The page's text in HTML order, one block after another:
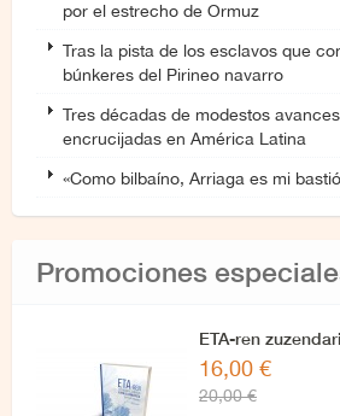
por el estrecho de Ormuz
Tras la pista de los esclavos que
búnkeres del Pirineo navarro
Tres décadas de modestos
encrucijadas en América Latina
«Como bilbaíno, Arriaga es mi
Promociones
ETA-ren
azken elkarrizketa
16,00 €
20,00 €